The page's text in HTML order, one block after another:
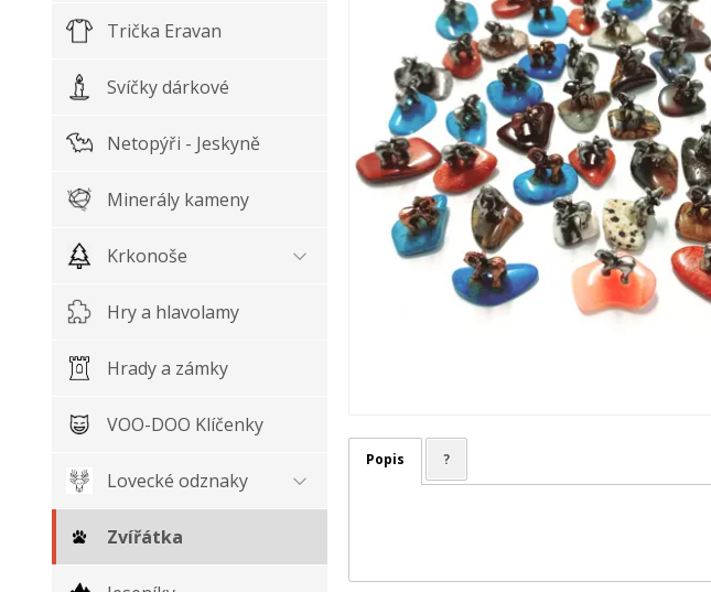
Trička Eravan
Svíčky dárkové
Netopýři - Jeskyně
Minerály kameny
Krkonoše
Hry a hlavolamy
Hrady a zámky
VOO-DOO Klíčenky
Lovecké odznaky
Zvířátka
Popis ?